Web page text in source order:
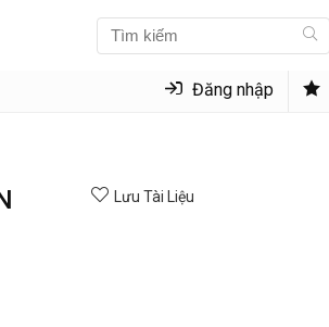
Đăng nhập
Lưu Tài Liệu